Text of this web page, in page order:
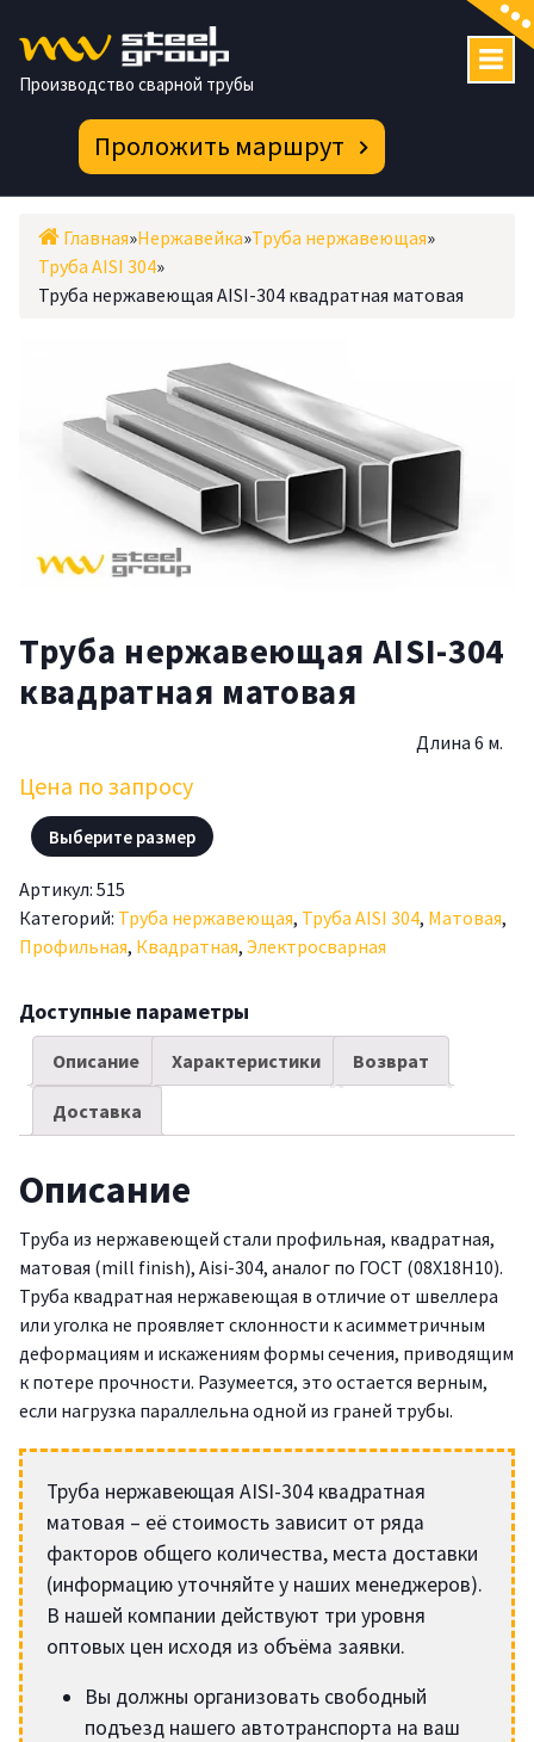
Производство сварной трубы
Проложить маршрут
Главная»Нержавейка»Труба нержавеющая»
Труба AISI 304»
Труба нержавеющая AISI-304 квадратная матовая
Труба нержавеющая AISI-304
квадратная матовая
Длина 6 м.
Цена по запросу
Выберите размер
Артикул: 515
Категорий: Труба нержавеющая, Труба AISI 304, Матовая,
Профильная, Квадратная, Электросварная
Доступные параметры
Описание Характеристики Возврат
Доставка
Описание
Труба из нержавеющей стали профильная, квадратная,
матовая (mill finish), Aisi-304, аналог по ГОСТ (08Х18Н10).
Труба квадратная нержавеющая в отличие от швеллера
или уголка не проявляет склонности к асимметричным
деформациям и искажениям формы сечения, приводящим
к потере прочности. Разумеется, это остается верным,
если нагрузка параллельна одной из граней трубы.
Труба нержавеющая AISI-304 квадратная
матовая – её стоимость зависит от ряда
факторов общего количества, места доставки
(информацию уточняйте у наших менеджеров).
В нашей компании действуют три уровня
оптовых цен исходя из объёма заявки.
Вы должны организовать свободный
подъезд нашего автотранспорта на ваш